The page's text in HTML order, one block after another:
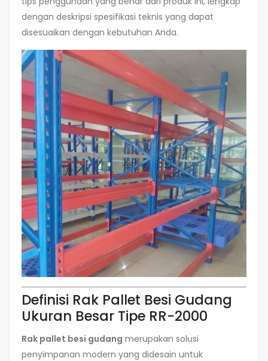
dengan deskripsi spesifikasi teknis yang dapat
disesuaikan dengan kebutuhan Anda.
Definisi Rak Pallet Besi Gudang
Ukuran Besar Tipe RR-2000
Rak pallet besi gudang merupakan solusi
penyimpanan modern yang didesain untuk